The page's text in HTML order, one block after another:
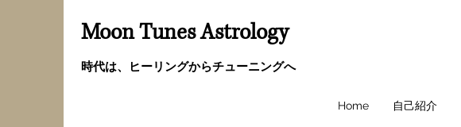
Moon Tunes Astrology
時代は、ヒーリングからチューニングへ
Home 自己紹介